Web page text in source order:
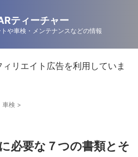
ティーチャー
や車検・メンテナンスなどの情報
リエイト広告を利用していま
車検 >
必要な７つの書類とそ